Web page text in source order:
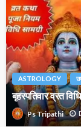
ASTROLOGY
बृहस्पतिवार व्रत
Ps Tripathi